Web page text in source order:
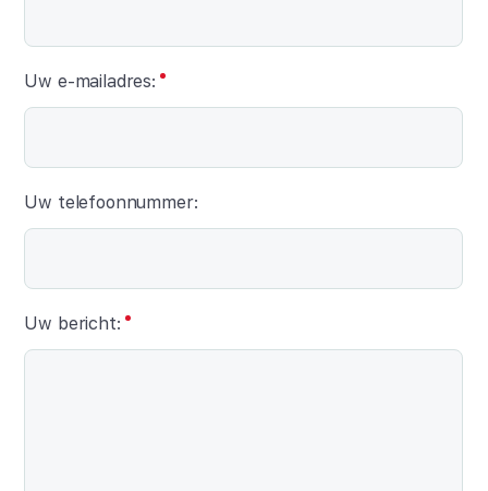
Uw e-mailadres:
Uw telefoonnummer:
Uw bericht: